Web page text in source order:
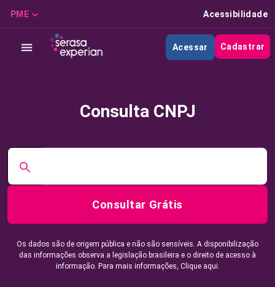
PME Acessibilidade
Acessar Cadastrar
Consulta CNPJ
Consultar Grátis
Os dados são de origem pública e não são sensíveis. A disponibilização
das informações observa a legislação brasileira e o direito de acesso à
informação. Para mais informações, Clique aqui.